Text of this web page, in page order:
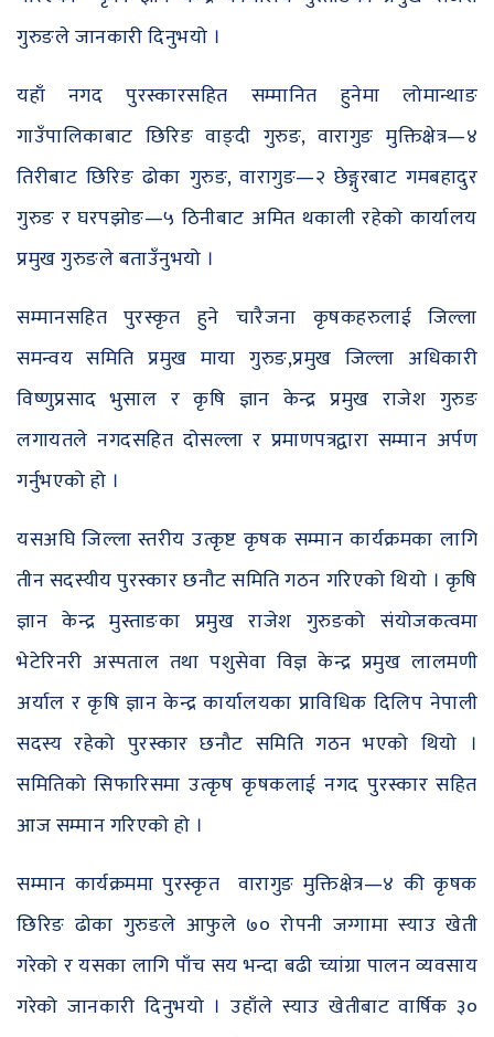
गुरुङले जानकारी दिनुभयो ।
यहाँ नगद पुरस्कारसहित सम्मानित हुनेमा लोमान्थाङ
गाउँपालिकाबाट छिरिङ वाङ्दी गुरुङ, वारागुङ मुक्तिक्षेत्र—४
तिरीबाट छिरिङ ढोका गुरुङ, वारागुङ—२ छेङ्गुरबाट गमबहादुर
गुरुङ र घरपझोङ—५ ठिनीबाट अमित थकाली रहेको कार्यालय
प्रमुख गुरुङले बताउँनुभयो ।
सम्मानसहित पुरस्कृत हुने चारैजना कृषकहरुलाई जिल्ला
समन्वय समिति प्रमुख माया गुरुङ,प्रमुख जिल्ला अधिकारी
विष्णुप्रसाद भुसाल र कृषि ज्ञान केन्द्र प्रमुख राजेश गुरुङ
लगायतले नगदसहित दोसल्ला र प्रमाणपत्रद्वारा सम्मान अर्पण
गर्नुभएको हो ।
यसअघि जिल्ला स्तरीय उत्कृष्ट कृषक सम्मान कार्यक्रमका लागि
तीन सदस्यीय पुरस्कार छनौट समिति गठन गरिएको थियो । कृषि
ज्ञान केन्द्र मुस्ताङका प्रमुख राजेश गुरुङको संयोजकत्वमा
भेटेरिनरी अस्पताल तथा पशुसेवा विज्ञ केन्द्र प्रमुख लालमणी
अर्याल र कृषि ज्ञान केन्द्र कार्यालयका प्राविधिक दिलिप नेपाली
सदस्य रहेको पुरस्कार छनौट समिति गठन भएको थियो ।
समितिको सिफारिसमा उत्कृष कृषकलाई नगद पुरस्कार सहित
आज सम्मान गरिएको हो ।
सम्मान कार्यक्रममा पुरस्कृत वारागुङ मुक्तिक्षेत्र—४ की कृषक
छिरिङ ढोका गुरुङले आफुले ७० रोपनी जग्गामा स्याउ खेती
गरेको र यसका लागि पाँच सय भन्दा बढी च्यांग्रा पालन व्यवसाय
गरेको जानकारी दिनुभयो । उहाँले स्याउ खेतीबाट वार्षिक ३०